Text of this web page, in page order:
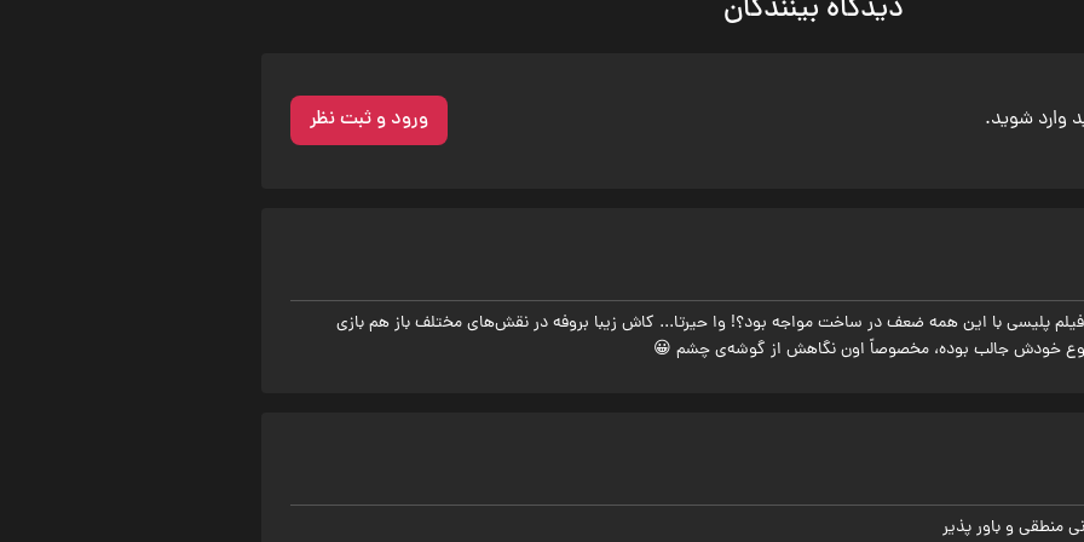
دیدگاه بینندگان
وارد شوید. ورود و ثبت نظر
۲۰ سال پیش فیلم پلیسی با این همه ضعف در ساخت مواجه بود؟! وا حیرتا... کاش زیبا بروفه در نقش‌های مختلف باز هم بازی
خودش جالب بوده، مخصوصاً اون نگاهش از گوشه‌ی چشم 😀
منطقی و باور پذیر